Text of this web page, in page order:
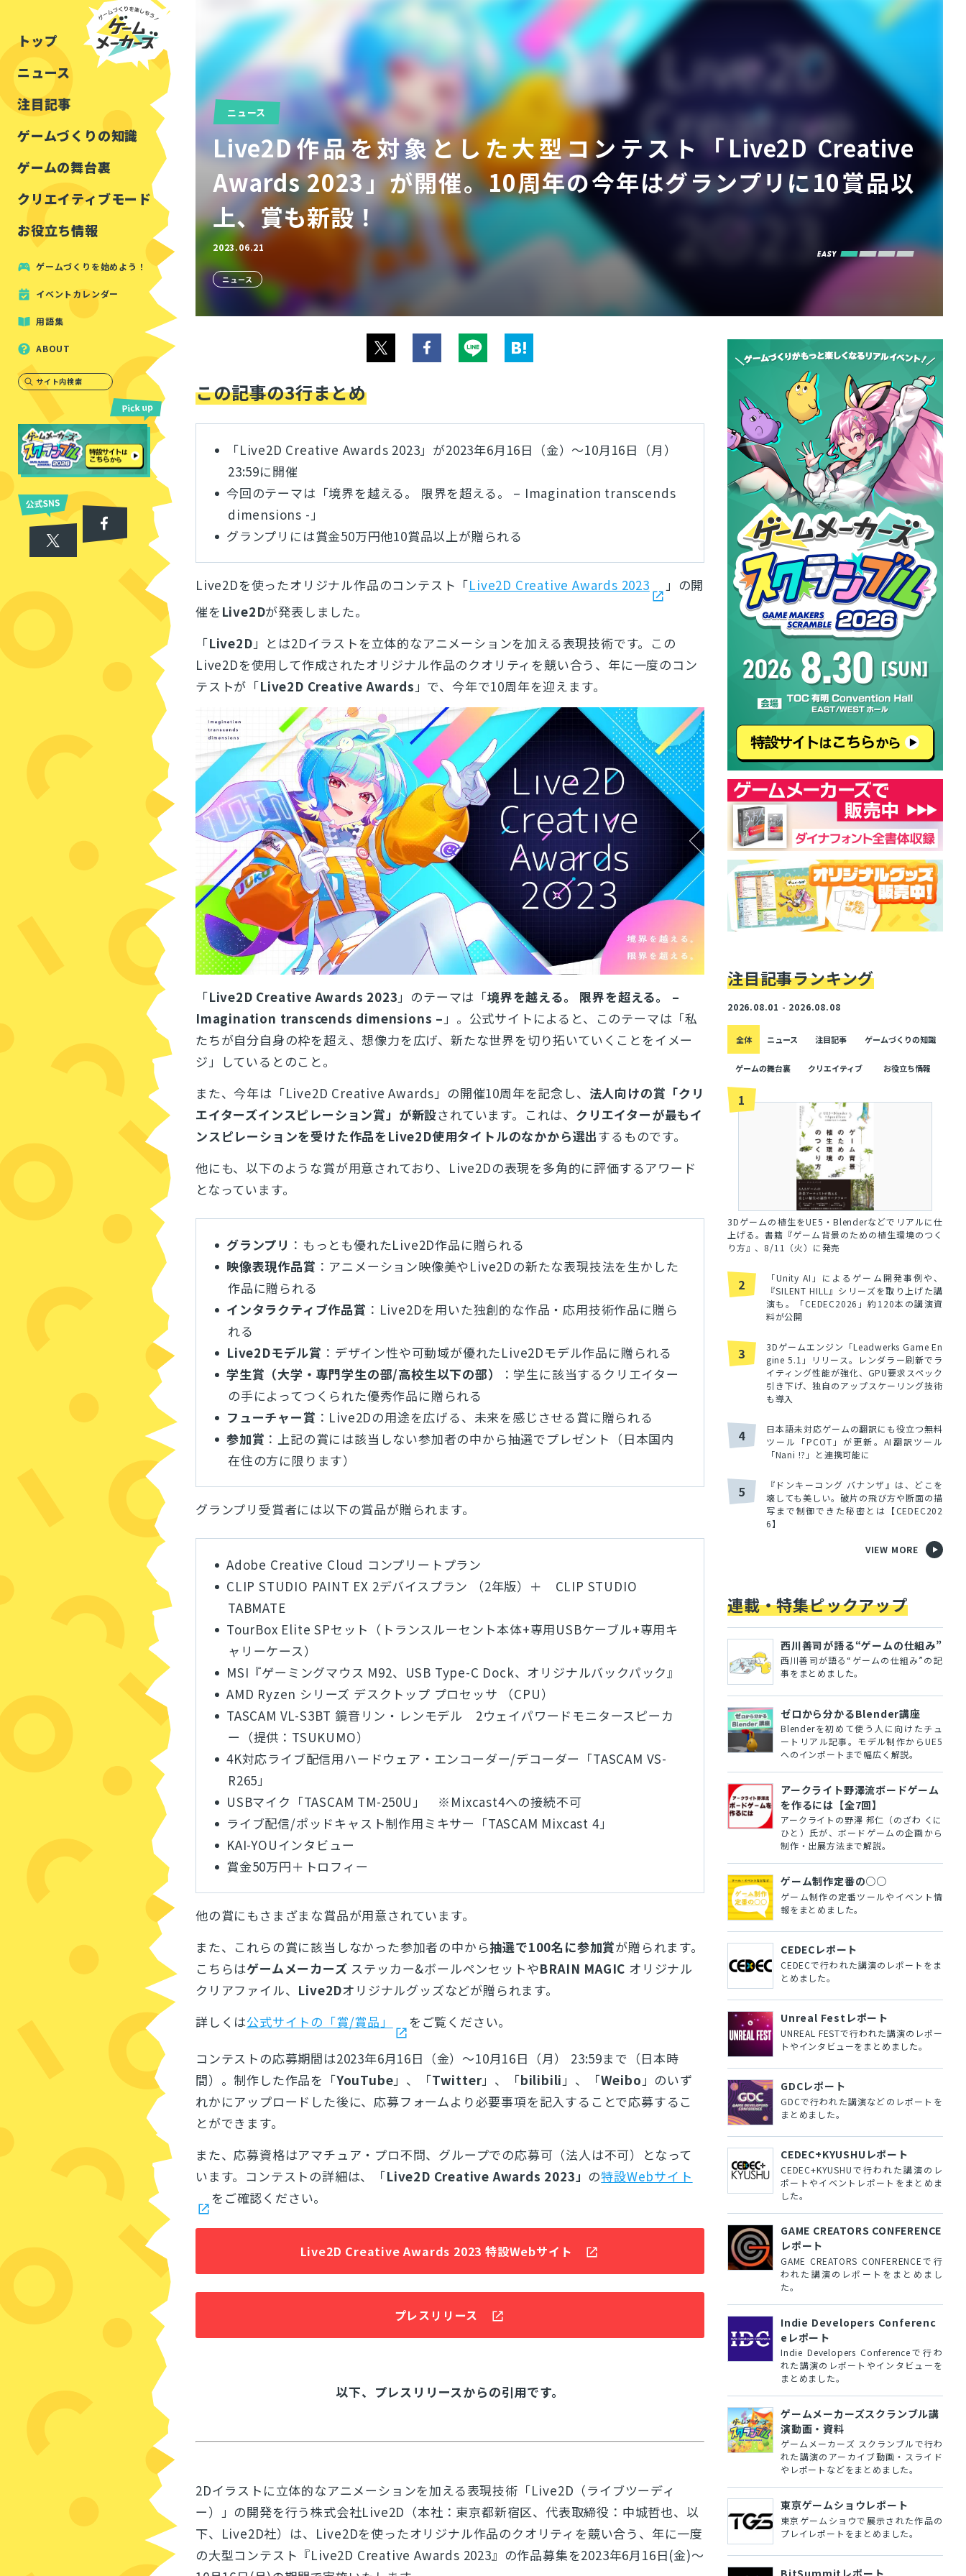
トップ
ニュース
注目記事
ゲームづくりの知識
チュートリアル
ルールをつくる
しくみをつくる
見た目を良くする
ゲームの舞台裏
インタビュー
講演レポート
クリエイティブモード
フォートナイト
マインクラフト
お役立ち情報
公開資料まとめ
イベントレポート
注目・定番の〇〇
アセットレビュー
ツール紹介
周辺機器・ハードウェア
ゲームづくりを始めよう！
イベントカレンダー
用語集
ABOUT
サイト内検索
ニュース
Live2D作品を対象とした大型コンテスト「Live2D Creative
Awards 2023」が開催。10周年の今年はグランプリに10賞品以
上、賞も新設！
2023.06.21
ニュース
この記事の3行まとめ
「Live2D Creative Awards 2023」が2023年6月16日（金）～10月16日（月）
23:59に開催
今回のテーマは「境界を越える。 限界を超える。 – Imagination transcends
dimensions -」
グランプリには賞金50万円他10賞品以上が贈られる
Live2Dを使ったオリジナル作品のコンテスト「Live2D Creative Awards 2023
」の開
催を Live2Dが発表しました。
「Live2D」とは2Dイラストを立体的なアニメーションを加える表現技術です。この
Live2Dを使用して作成されたオリジナル作品のクオリティを競い合う、年に一度のコン
テストが「Live2D Creative Awards」で、今年で10周年を迎えます。
「Live2D Creative Awards 2023」のテーマは「境界を越える。 限界を超える。 –
Imagination transcends dimensions –」。公式サイトによると、このテーマは「私
たちが自分自身の枠を超え、想像力を広げ、新たな世界を切り拓いていくことをイメー
ジ」しているとのこと。
また、今年は「Live2D Creative Awards」の開催10周年を記念し、 法人向けの賞「クリ
エイターズインスピレーション賞」が新設されています。これは、 クリエイターが最もイ
ンスピレーションを受けた作品をLive2D使用タイトルのなかから選出するものです。
他にも、以下のような賞が用意されており、Live2Dの表現を多角的に評価するアワード
となっています。
グランプリ ：もっとも優れたLive2D作品に贈られる
映像表現作品賞 ：アニメーション映像美やLive2Dの新たな表現技法を生かした
作品に贈られる
インタラクティブ作品賞 ：Live2Dを用いた独創的な作品・応用技術作品に贈ら
れる
Live2Dモデル賞 ：デザイン性や可動域が優れたLive2Dモデル作品に贈られる
学生賞（大学・専門学生の部/高校生以下の部）
：学生に該当するクリエイター
の手によってつくられた優秀作品に贈られる
フューチャー賞 ：Live2Dの用途を広げる、未来を感じさせる賞に贈られる
参加賞 ：上記の賞には該当しない参加者の中から抽選でプレゼント（日本国内
在住の方に限ります）
グランプリ受賞者には以下の賞品が贈られます。
Adobe Creative Cloud コンプリートプラン
CLIP STUDIO PAINT EX 2デバイスプラン （2年版）＋ CLIP STUDIO
TABMATE
TourBox Elite SPセット（トランスルーセント本体+専用USBケーブル+専用キ
ャリーケース）
MSI『ゲーミングマウス M92、USB Type-C Dock、オリジナルバックパック』
AMD Ryzen シリーズ デスクトップ プロセッサ （CPU）
TASCAM VL-S3BT 鏡音リン・レンモデル 2ウェイパワードモニタースピーカ
ー（提供：TSUKUMO）
4K対応ライブ配信用ハードウェア・エンコーダー/デコーダー「TASCAM VS-
R265」
USBマイク「TASCAM TM-250U」 ※Mixcast4への接続不可
ライブ配信/ポッドキャスト制作用ミキサー「TASCAM Mixcast 4」
KAI-YOUインタビュー
賞金50万円＋トロフィー
他の賞にもさまざまな賞品が用意されています。
また、これらの賞に該当しなかった参加者の中から抽選で100名に参加賞が贈られます。
こちらはゲームメーカーズ ステッカー&ボールペンセットやBRAIN MAGIC オリジナル
クリアファイル、 Live2Dオリジナルグッズなどが贈られます。
詳しくは公式サイトの「賞/賞品」 をご覧ください。
コンテストの応募期間は2023年6月16日（金）～10月16日（月） 23:59まで（日本時
間）。制作した作品を「YouTube」、「Twitter」、「bilibili」、「Weibo」のいず
れかにアップロードした後に、応募フォームより必要事項を記入することで応募するこ
とができます。
また、応募資格はアマチュア・プロ不問、グループでの応募可（法人は不可）となって
います。コンテストの詳細は、「Live2D Creative Awards 2023」 の特設Webサイト
をご確認ください。
Live2D Creative Awards 2023 特設Webサイト
プレスリリース
以下、プレスリリースからの引用です。
2Dイラストに立体的なアニメーションを加える表現技術「Live2D（ライブツーディ
ー）」の開発を行う株式会社Live2D（本社：東京都新宿区、代表取締役：中城哲也、以
下、Live2D社）は、Live2Dを使ったオリジナル作品のクオリティを競い合う、年に一度
の大型コンテスト『Live2D Creative Awards 2023』の作品募集を2023年6月16日(金)～
注目記事ランキング
2026.08.01 - 2026.08.08
全体 ニュース 注目記事 ゲームづくりの知識
ゲームの舞台裏 クリエイティブ お役立ち情報
1
3Dゲームの植生をUE5・Blenderなどでリアルに仕
上げる。書籍『ゲーム背景のための植生環境のつく
り方』、8/11（火）に発売
2
「Unity AI」によるゲーム開発事例や、
『SILENT HILL』シリーズを取り上げた講
演も。「CEDEC2026」約120本の講演資
料が公開
3
3Dゲームエンジン「Leadwerks Game En
gine 5.1」リリース。レンダラー刷新でラ
イティング性能が強化、GPU要求スペック
引き下げ、独自のアップスケーリング技術
も導入
4
日本語未対応ゲームの翻訳にも役立つ無料
ツール「PCOT」が更新。AI翻訳ツール
「Nani !?」と連携可能に
5
『ドンキーコング バナンザ』は、どこを
壊しても美しい。破片の飛び方や断面の描
写まで制御できた秘密とは【CEDEC202
6】
VIEW MORE
連載・特集ピックアップ
西川善司が語る“ゲームの仕組み”
西川善司が語る“ゲームの仕組み”の記
事をまとめました。
ゼロから分かるBlender講座
Blenderを初めて使う人に向けたチュ
ートリアル記事。モデル制作からUE5
へのインポートまで幅広く解説。
アークライト野澤流ボードゲーム
を作るには【全7回】
アークライトの野澤 邦仁（のざわ くに
ひと）氏が、ボードゲームの企画から
制作・出展方法まで解説。
ゲーム制作定番の○○
ゲーム制作の定番ツールやイベント情
報をまとめました。
CEDECレポート
CEDECで行われた講演のレポートをま
とめました。
Unreal Festレポート
UNREAL FESTで行われた講演のレポー
トやインタビューをまとめました。
GDCレポート
GDCで行われた講演などのレポートを
まとめました。
CEDEC+KYUSHUレポート
CEDEC+KYUSHUで行われた講演のレ
ポートやイベントレポートをまとめま
した。
GAME CREATORS CONFERENCE
レポート
GAME CREATORS CONFERENCEで行
われた講演のレポートをまとめまし
た。
Indie Developers Conferenc
eレポート
Indie Developers Conferenceで行わ
れた講演のレポートやインタビューを
まとめました。
ゲームメーカーズスクランブル講
演動画・資料
ゲームメーカーズ スクランブルで行わ
れた講演のアーカイブ動画・スライド
やレポートなどをまとめました。
東京ゲームショウレポート
東京ゲームショウで展示された作品の
プレイレポートをまとめました。
BitSummitレポート
とじる